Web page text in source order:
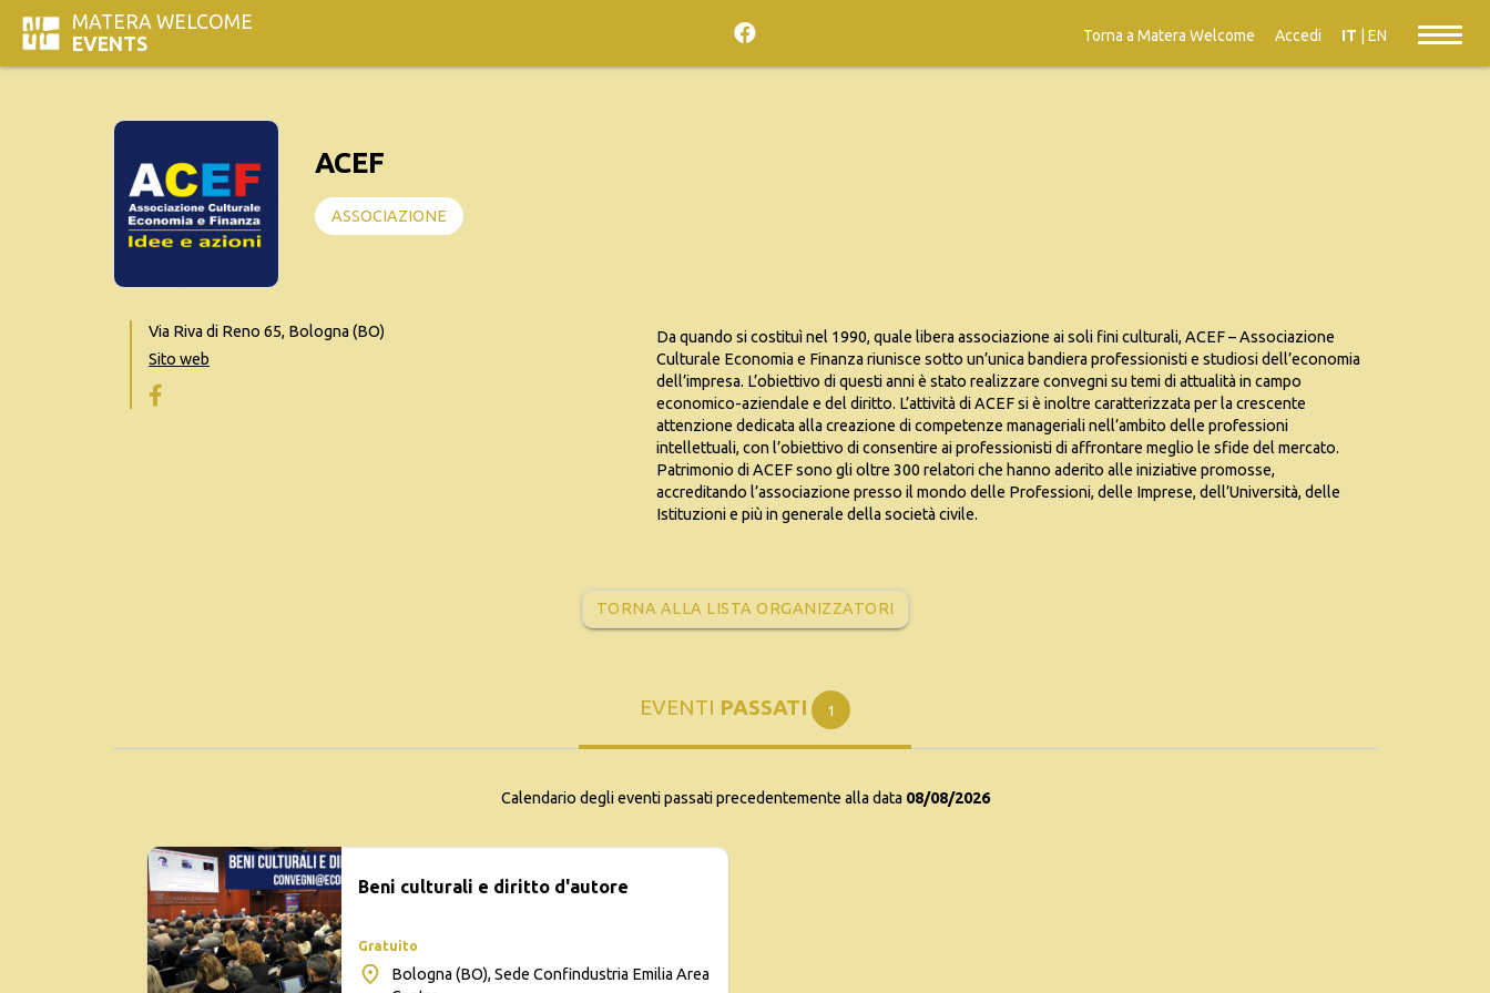
MATERA WELCOME
EVENTS
Torna a Matera Welcome Accedi IT EN
ACEF
ASSOCIAZIONE
Via Riva di Reno 65, Bologna (BO)
Sito web
Da quando si costituì nel 1990, quale libera associazione ai soli fini culturali, ACEF – Associazione
Culturale Economia e Finanza riunisce sotto un’unica bandiera professionisti e studiosi dell’economia
dell’impresa. L’obiettivo di questi anni è stato realizzare convegni su temi di attualità in campo
economico-aziendale e del diritto. L’attività di ACEF si è inoltre caratterizzata per la crescente
attenzione dedicata alla creazione di competenze manageriali nell’ambito delle professioni
intellettuali, con l’obiettivo di consentire ai professionisti di affrontare meglio le sfide del mercato.
Patrimonio di ACEF sono gli oltre 300 relatori che hanno aderito alle iniziative promosse,
accreditando l’associazione presso il mondo delle Professioni, delle Imprese, dell’Università, delle
Istituzioni e più in generale della società civile.
TORNA ALLA LISTA ORGANIZZATORI
EVENTI PASSATI 1
Calendario degli eventi passati precedentemente alla data 08/08/2026
Beni culturali e diritto d'autore
Gratuito
Bologna (BO), Sede Confindustria Emilia Area